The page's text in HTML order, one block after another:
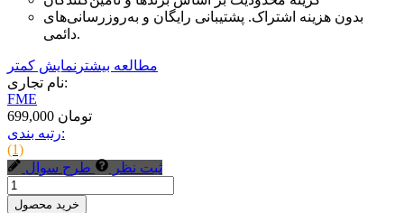
بدون هزینه اشتراک. پشتیبانی رایگان و به‌روزرسانی‌های
دائمی.
مطالعه بیشتر نمایش کمتر
نام تجاری:
FME
699,000 تومان
رتبه بندی:
(1)
ثبت نظر
طرح سوال
خرید محصول